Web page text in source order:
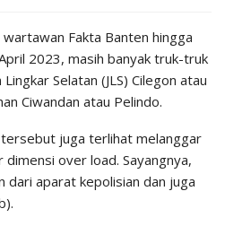
Fakta Banten hingga
2023, masih banyak truk-truk
Selatan (JLS) Cilegon atau
Ciwandan atau Pelindo.
juga terlihat melanggar
over load. Sayangnya,
dari aparat kepolisian dan juga